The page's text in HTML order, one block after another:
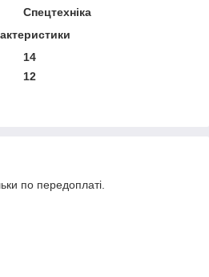
Спецтехніка
14
12
по передоплаті.